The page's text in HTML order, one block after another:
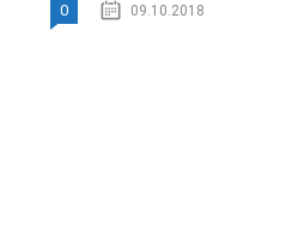
0 09.10.2018